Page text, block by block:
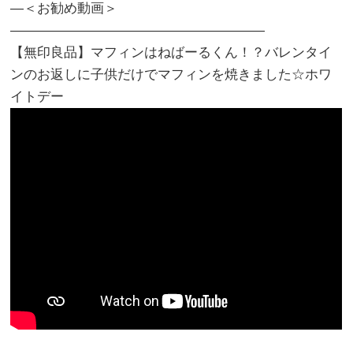
―＜お勧め動画＞
―――――――――――――――――――
【無印良品】マフィンはねばーるくん！？バレンタイ
ンのお返しに子供だけでマフィンを焼きました☆ホワ
イトデー